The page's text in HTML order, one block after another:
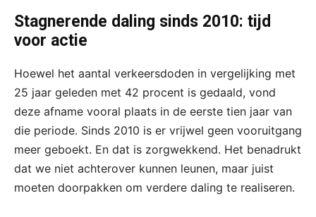
Stagnerende daling sinds 2010: tijd
voor actie
Hoewel het aantal verkeersdoden in vergelijking met
25 jaar geleden met 42 procent is gedaald, vond
deze afname vooral plaats in de eerste tien jaar van
die periode. Sinds 2010 is er vrijwel geen vooruitgang
meer geboekt. En dat is zorgwekkend. Het benadrukt
dat we niet achterover kunnen leunen, maar juist
moeten doorpakken om verdere daling te realiseren.